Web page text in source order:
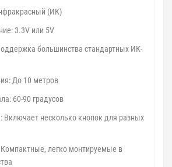
(ИК)
3.3V или 5V
большинства стандартных ИК-
До 10 метров
60-90 градусов
Включает несколько кнопок для разных
легко монтируемые в